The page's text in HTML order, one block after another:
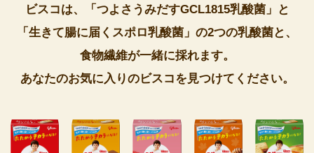
ビスコは、「つよさうみだすGCL1815乳酸菌」と
「生きて腸に届くスポロ乳酸菌」の2つの乳酸菌と、
食物繊維が一緒に採れます。
あなたのお気に入りのビスコを見つけてください。